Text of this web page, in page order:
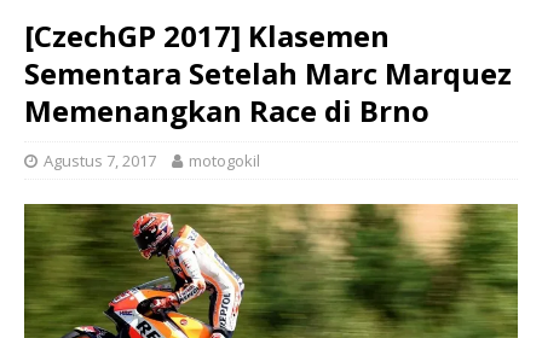
[CzechGP 2017] Klasemen
Sementara Setelah Marc Marquez
Memenangkan Race di Brno
Agustus 7, 2017 motogokil